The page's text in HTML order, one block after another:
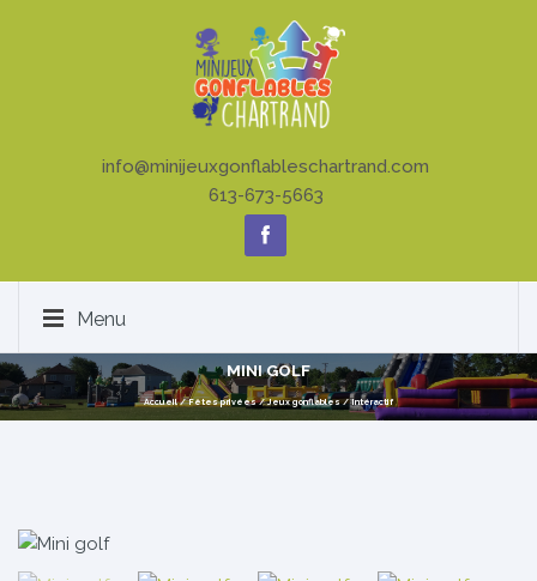
info@minijeuxgonflableschartrand.com
613-673-5663
Menu
MINI GOLF
Accueil/Fêtes privées/Jeux gonflables/Intéractif